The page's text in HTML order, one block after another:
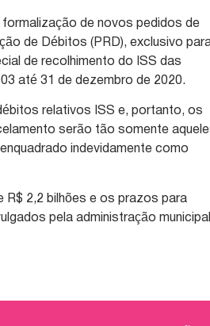
de novos pedidos de
de Débitos (PRD), exclusivo
de recolhimento do ISS das
até 31 de dezembro de 2020.
relativos ISS e, portanto, os
serão tão somente
indevidamente como
R$ 2,2 bilhões e os prazos para
pela administração municipal